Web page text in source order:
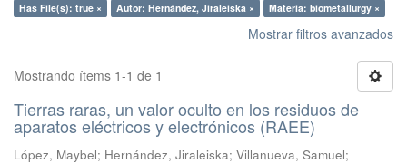
Has File(s): true ×
Autor: Hernández, Jiraleiska × Materia: biometallurgy ×
Mostrar filtros avanzados
Mostrando ítems 1-1 de 1
Tierras raras, un valor oculto en los residuos de
aparatos eléctricos y electrónicos (RAEE)
López, Maybel; Hernández, Jiraleiska; Villanueva, Samuel;